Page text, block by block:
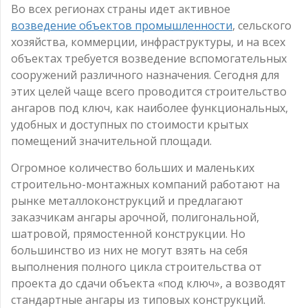
Во всех регионах страны идет активное
возведение объектов промышленности, сельского
хозяйства, коммерции, инфраструктуры, и на всех
объектах требуется возведение вспомогательных
сооружений различного назначения. Сегодня для
этих целей чаще всего проводится строительство
ангаров под ключ, как наиболее функциональных,
удобных и доступных по стоимости крытых
помещений значительной площади.
Огромное количество больших и маленьких
строительно-монтажных компаний работают на
рынке металлоконструкций и предлагают
заказчикам ангары арочной, полигональной,
шатровой, прямостенной конструкции. Но
большинство из них не могут взять на себя
выполнения полного цикла строительства от
проекта до сдачи объекта «под ключ», а возводят
стандартные ангары из типовых конструкций.